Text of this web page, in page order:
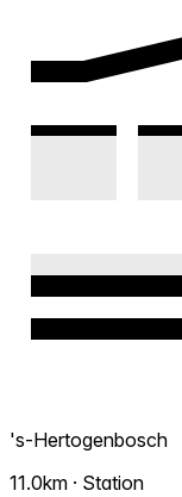
's-Hertogenbosch
11.0km · Station